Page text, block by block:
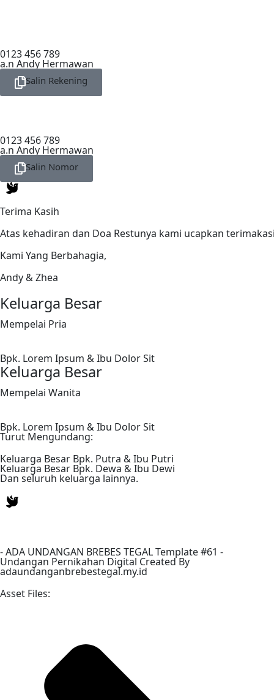
0123 456 789
a.n Andy Hermawan
Salin Rekening
0123 456 789
a.n Andy Hermawan
Salin Nomor
Terima Kasih
Atas kehadiran dan Doa Restunya kami ucapkan
Kami Yang Berbahagia,
Andy & Zhea
Keluarga Besar
Mempelai Pria
Bpk. Lorem Ipsum & Ibu Dolor Sit
Keluarga Besar
Mempelai Wanita
Bpk. Lorem Ipsum & Ibu Dolor Sit
Turut Mengundang:
Keluarga Besar Bpk. Putra & Ibu Putri
Keluarga Besar Bpk. Dewa & Ibu Dewi
Dan seluruh keluarga lainnya.
-ADA UNDANGAN BREBES TEGALTemplate #61 -
Undangan Pernikahan Digital Created By
adaundanganbrebestegal.my.id
Asset Files: